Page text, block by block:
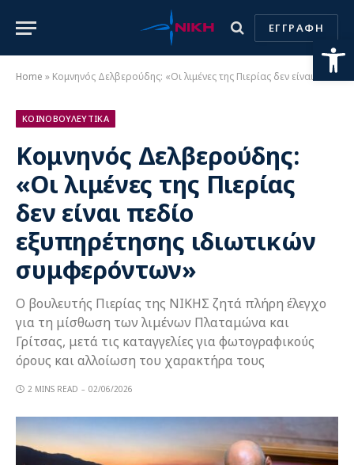
ΕΓΓΡΑΦΗ
Home » Κομνηνός Δελβερούδης: «Οι λιμένες της Πιερίας δεν είναι πεδίο εξυπηρέτησης ιδιωτικών συμφερόντων»
ΚΟΙΝΟΒΟΥΛΕΥΤΙΚΑ
Κομνηνός Δελβερούδης:
«Οι λιμένες της Πιερίας
δεν είναι πεδίο
εξυπηρέτησης ιδιωτικών
συμφερόντων»
Ο βουλευτής Πιερίας της ΝΙΚΗΣ ζητά πλήρη έλεγχο
για τη μίσθωση των λιμένων Πλαταμώνα και
Γρίτσας, μετά τις καταγγελίες για φωτογραφικούς
όρους και αλλοίωση του χαρακτήρα τους
2 MINS READ 02/06/2026